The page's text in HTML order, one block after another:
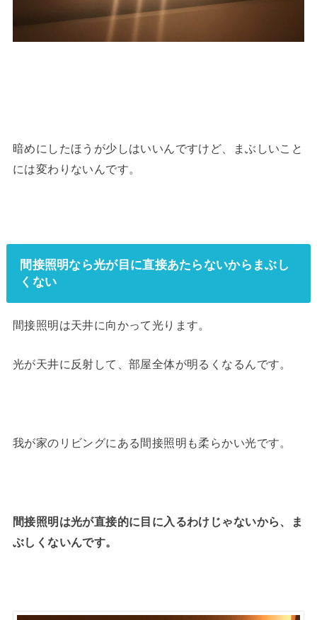
暗めにしたほうが少しはいいんですけど、まぶしいこと
には変わりないんです。
間接照明なら光が目に直接あたらないからまぶし
くない
間接照明は天井に向かって光ります。
光が天井に反射して、部屋全体が明るくなるんです。
我が家のリビングにある間接照明も柔らかい光です。
間接照明は光が直接的に目に入るわけじゃないから、ま
ぶしくないんです。